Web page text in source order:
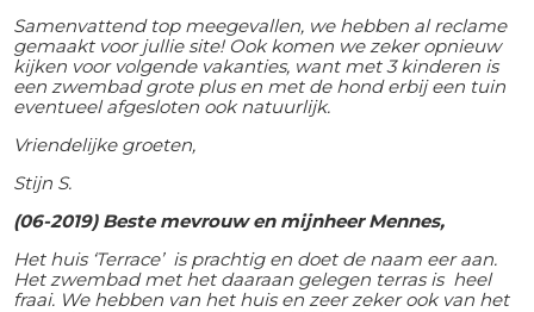
Samenvattend top meegevallen, we hebben al reclame
gemaakt voor jullie site! Ook komen we zeker opnieuw
kijken voor volgende vakanties, want met 3 kinderen is
een zwembad grote plus en met de hond erbij een tuin
eventueel afgesloten ook natuurlijk.
Vriendelijke groeten,
Stijn S.
(06-2019) Beste mevrouw en mijnheer Mennes,
Het huis ‘Terrace’ is prachtig en doet de naam eer aan.
Het zwembad met het daaraan gelegen terras is heel
fraai. We hebben van het huis en zeer zeker ook van het